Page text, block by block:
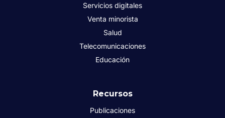
Servicios digitales
Venta minorista
Salud
Telecomunicaciones
Educación
Recursos
Publicaciones